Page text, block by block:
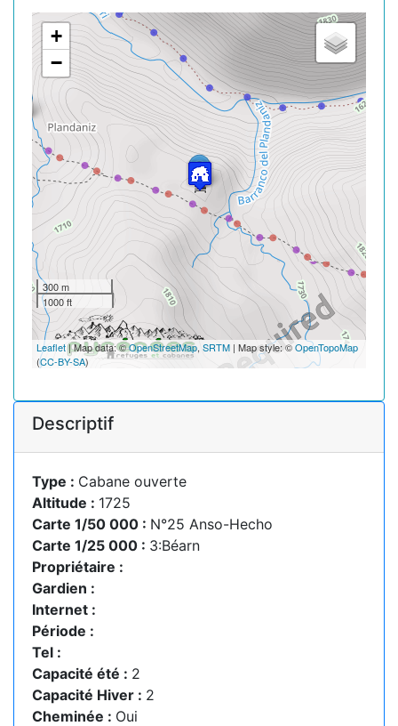
+
−
300 m
1000 ft
Leaflet| Map data: ©OpenStreetMap, SRTM | Map style: ©OpenTopoMap
(CC-BY-SA)
Descriptif
Type : Cabane ouverte
Altitude : 1725
Carte 1/50 000 : N°25 Anso-Hecho
Carte 1/25 000 : 3:Béarn
Propriétaire :
Gardien :
Internet :
Période :
Tel :
Capacité été : 2
Capacité Hiver : 2
Cheminée : Oui